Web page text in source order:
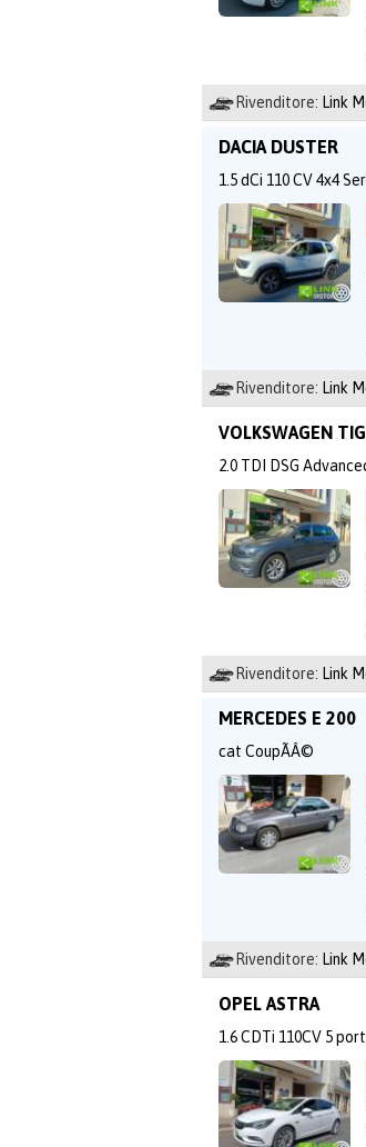
Rivenditore: Link
DACIA DUSTER
1.5 dCi 110 CV 4x4
Rivenditore: Link
VOLKSWAGEN
2.0 TDI DSG
Rivenditore: Link
MERCEDES E 200
cat CoupÃÂ©
Rivenditore: Link
OPEL ASTRA
1.6 CDTi 110CV 5